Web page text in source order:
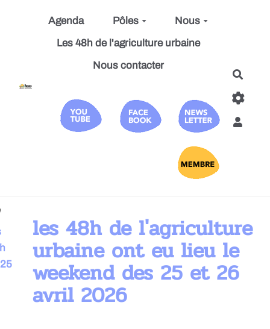
Aller au contenu principal
Agenda Pôles
Nous
Les 48h de l'agriculture urbaine
Nous contacter
les 48h de l'agriculture
urbaine ont eu lieu le
weekend des 25 et 26
avril 2026